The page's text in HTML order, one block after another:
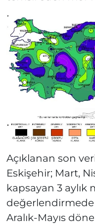
Açıklanan son
Eskişehir; Mart,
kapsayan 3 aylık
değerlendirmede
Aralık-Mayıs